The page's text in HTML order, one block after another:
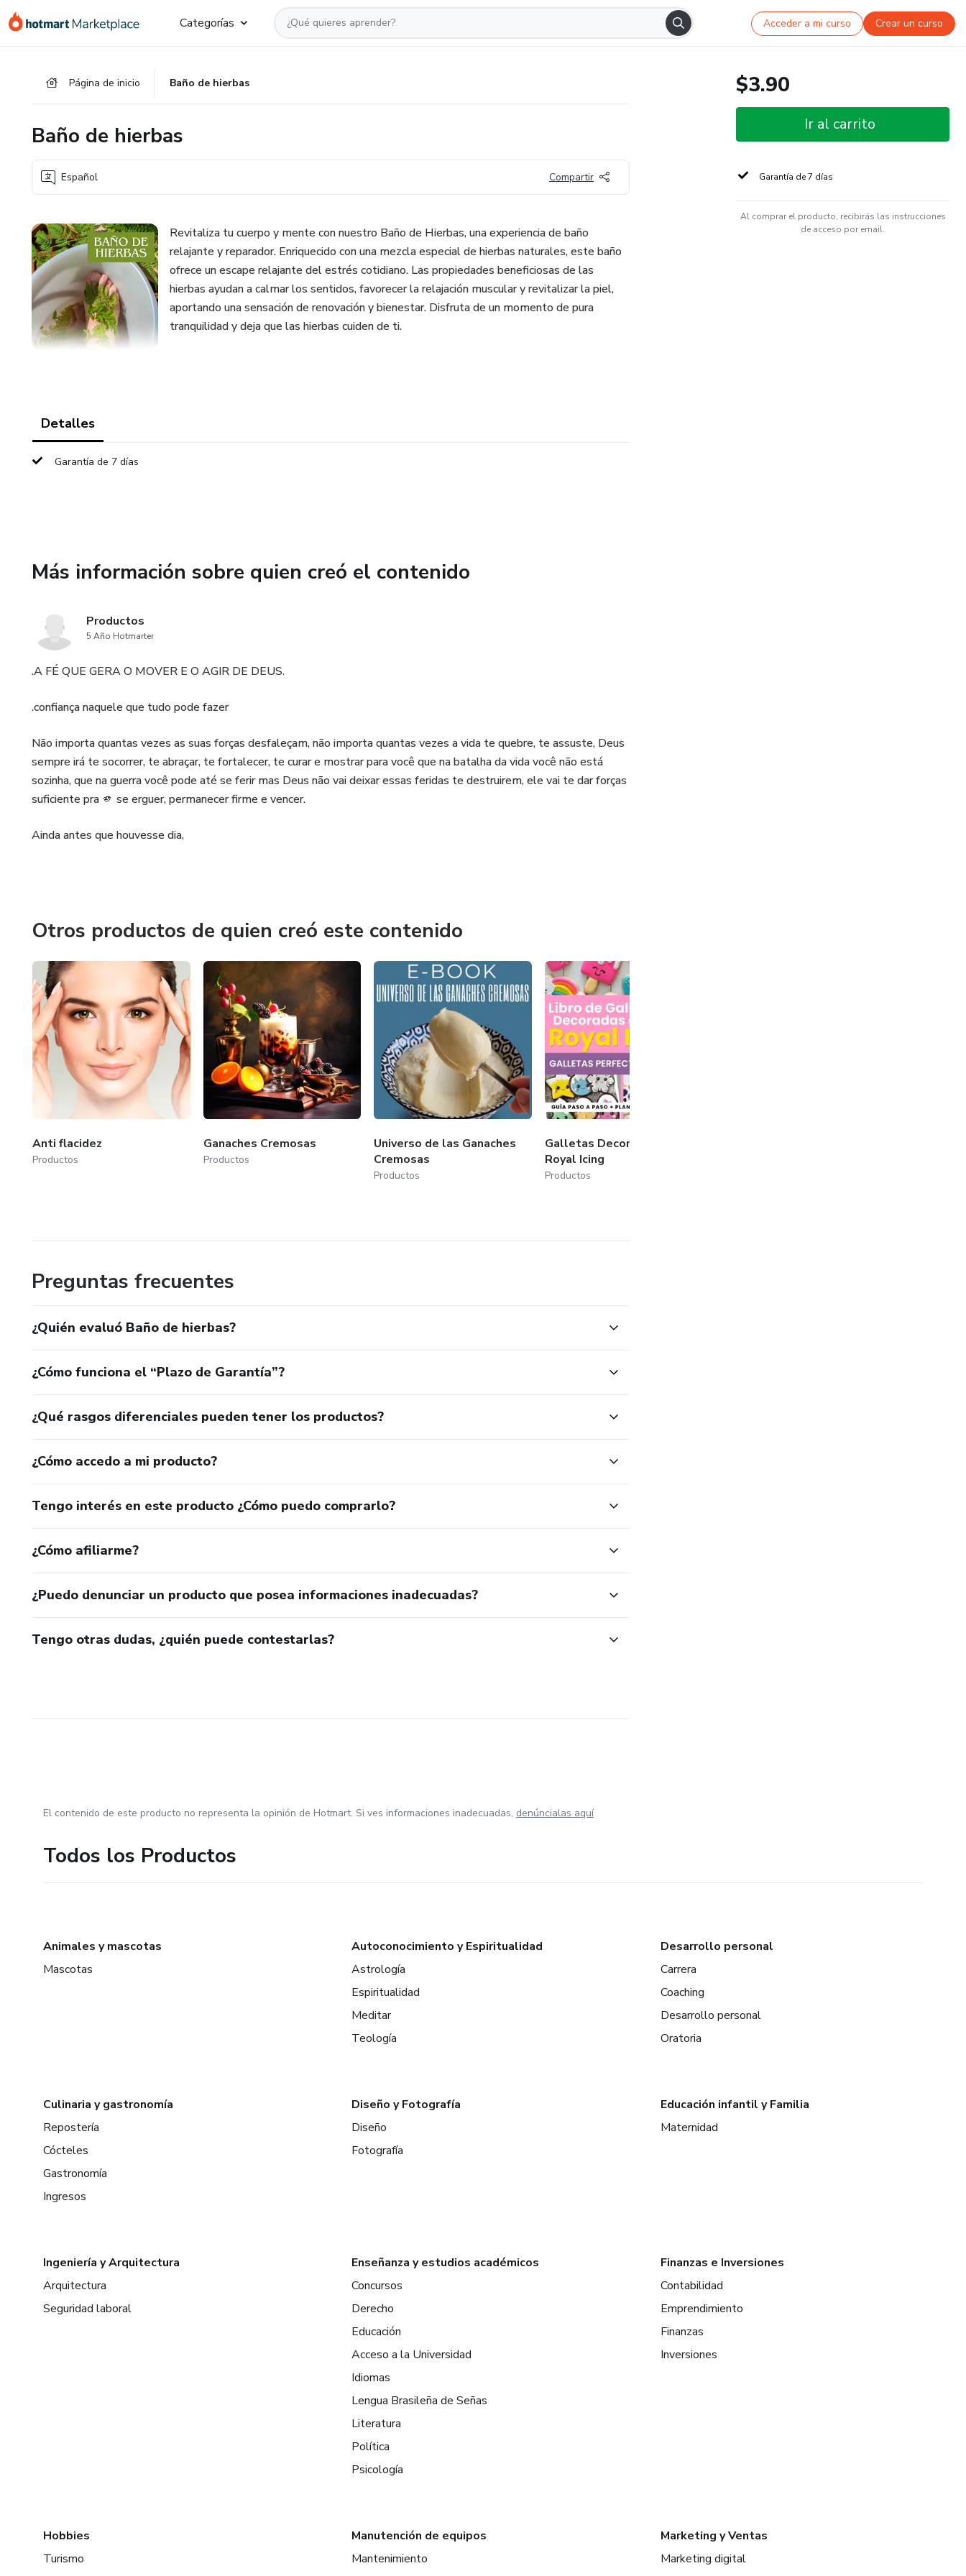
Categorías Acceder a mi curso Crear un curso
Página de inicio Baño de hierbas
Baño de hierbas
Español Compartir
Revitaliza tu cuerpo y mente con nuestro Baño de Hierbas, una experiencia de baño
relajante y reparador. Enriquecido con una mezcla especial de hierbas naturales, este baño
ofrece un escape relajante del estrés cotidiano. Las propiedades beneficiosas de las
hierbas ayudan a calmar los sentidos, favorecer la relajación muscular y revitalizar la piel,
aportando una sensación de renovación y bienestar. Disfruta de un momento de pura
tranquilidad y deja que las hierbas cuiden de ti.
Detalles
Garantía de 7 días
Más información sobre quien creó el contenido
Productos
5 Año Hotmarter
.A FÉ QUE GERA O MOVER E O AGIR DE DEUS.
.confiança naquele que tudo pode fazer
Não importa quantas vezes as suas forças desfaleçam, não importa quantas vezes a vida te quebre, te assuste, Deus
sempre irá te socorrer, te abraçar, te fortalecer, te curar e mostrar para você que na batalha da vida você não está
sozinha, que na guerra você pode até se ferir mas Deus não vai deixar essas feridas te destruirem, ele vai te dar forças
suficiente pra 🫵 se erguer, permanecer firme e vencer.
Ainda antes que houvesse dia,
Otros productos de quien creó este contenido
Anti flacidez
Productos
Ganaches Cremosas
Productos
Universo de las Ganaches
Cremosas
Productos
Galletas Decoradas con
Royal Icing
Productos
Preguntas frecuentes
¿Quién evaluó Baño de hierbas?
¿Cómo funciona el “Plazo de Garantía”?
¿Qué rasgos diferenciales pueden tener los productos?
¿Cómo accedo a mi producto?
Tengo interés en este producto ¿Cómo puedo comprarlo?
¿Cómo afiliarme?
¿Puedo denunciar un producto que posea informaciones inadecuadas?
Tengo otras dudas, ¿quién puede contestarlas?
$3.90
Ir al carrito
Garantía de 7 días
Al comprar el producto, recibirás las instrucciones
de acceso por email.
El contenido de este producto no representa la opinión de Hotmart. Si ves informaciones inadecuadas, denúncialas aquí
Todos los Productos
Animales y mascotas
Mascotas
Autoconocimiento y Espiritualidad
Astrología
Espiritualidad
Meditar
Teología
Desarrollo personal
Carrera
Coaching
Desarrollo personal
Oratoria
Culinaria y gastronomía
Repostería
Cócteles
Gastronomía
Ingresos
Diseño y Fotografía
Diseño
Fotografía
Educación infantil y Familia
Maternidad
Ingeniería y Arquitectura
Arquitectura
Seguridad laboral
Enseñanza y estudios académicos
Concursos
Derecho
Educación
Acceso a la Universidad
Idiomas
Lengua Brasileña de Señas
Literatura
Política
Psicología
Finanzas e Inversiones
Contabilidad
Emprendimiento
Finanzas
Inversiones
Hobbies
Turismo
Manutención de equipos
Mantenimiento
Marketing y Ventas
Marketing digital